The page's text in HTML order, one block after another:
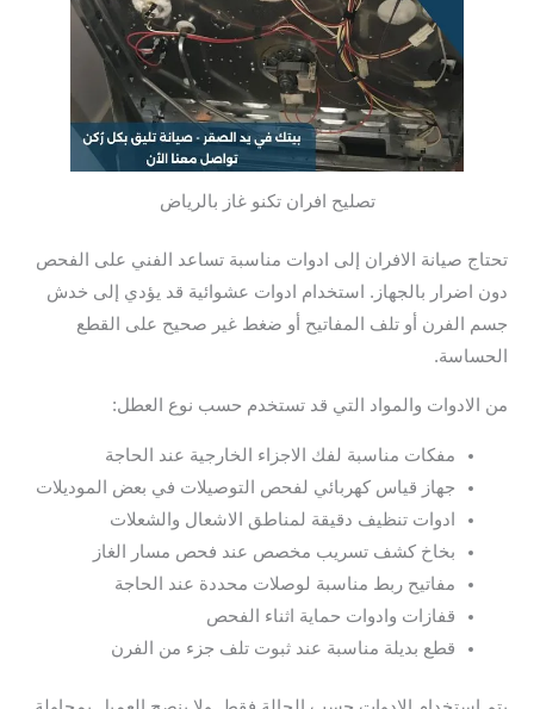
تصليح افران تكنو غاز بالرياض
تحتاج صيانة الافران إلى ادوات مناسبة تساعد الفني على الفحص
دون اضرار بالجهاز. استخدام ادوات عشوائية قد يؤدي إلى خدش
جسم الفرن أو تلف المفاتيح أو ضغط غير صحيح على القطع
الحساسة.
من الادوات والمواد التي قد تستخدم حسب نوع العطل:
مفكات مناسبة لفك الاجزاء الخارجية عند الحاجة
جهاز قياس كهربائي لفحص التوصيلات في بعض الموديلات
ادوات تنظيف دقيقة لمناطق الاشعال والشعلات
بخاخ كشف تسريب مخصص عند فحص مسار الغاز
مفاتيح ربط مناسبة لوصلات محددة عند الحاجة
قفازات وادوات حماية اثناء الفحص
قطع بديلة مناسبة عند ثبوت تلف جزء من الفرن